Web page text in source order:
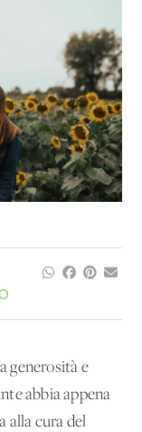
generosità e
abbia appena
alla cura del